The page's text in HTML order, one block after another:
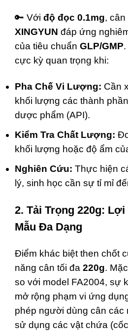
🔑 Với độ đọc 0.1mg, cân
XINGYUN đáp ứng
của tiêu chuẩn GLP/GMP
cực kỳ quan trọng khi:
Pha Chế Vi Lượng: Cần
khối lượng các thành
dược phẩm (API).
Kiểm Tra Chất Lượng:
khối lượng hoặc độ ẩm
Nghiên Cứu: Thực hiện
lý, sinh học cần sự tỉ mỉ
2. Tải Trọng 220g: Lợi
Mẫu Đa Dạng
Điểm khác biệt then chốt
năng cân tối đa 220g.
so với model FA2004, sự
mở rộng phạm vi ứng
phép người dùng cân các
sử dụng các vật chứa